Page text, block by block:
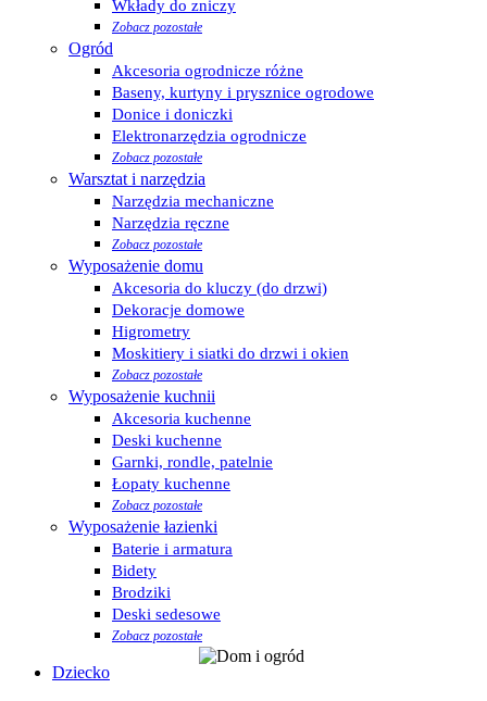
Wkłady do zniczy
Zobacz pozostałe
Ogród
Akcesoria ogrodnicze różne
Baseny, kurtyny i prysznice ogrodowe
Donice i doniczki
Elektronarzędzia ogrodnicze
Zobacz pozostałe
Warsztat i narzędzia
Narzędzia mechaniczne
Narzędzia ręczne
Zobacz pozostałe
Wyposażenie domu
Akcesoria do kluczy (do drzwi)
Dekoracje domowe
Higrometry
Moskitiery i siatki do drzwi i okien
Zobacz pozostałe
Wyposażenie kuchnii
Akcesoria kuchenne
Deski kuchenne
Garnki, rondle, patelnie
Łopaty kuchenne
Zobacz pozostałe
Wyposażenie łazienki
Baterie i armatura
Bidety
Brodziki
Deski sedesowe
Zobacz pozostałe
Dziecko